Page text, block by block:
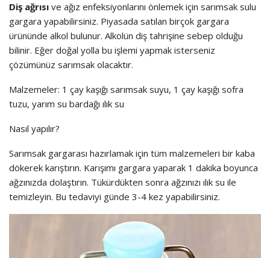
Diş ağrısı ve ağız enfeksiyonlarını önlemek için sarımsak sulu
gargara yapabilirsiniz. Piyasada satılan birçok gargara
ürününde alkol bulunur. Alkolün diş tahrişine sebep olduğu
bilinir. Eğer doğal yolla bu işlemi yapmak isterseniz
çözümünüz sarımsak olacaktır.
Malzemeler: 1 çay kaşığı sarımsak suyu, 1 çay kaşığı sofra
tuzu, yarım su bardağı ılık su
Nasıl yapılır?
Sarımsak gargarası hazırlamak için tüm malzemeleri bir kaba
dökerek karıştırın. Karışımı gargara yaparak 1 dakika boyunca
ağzınızda dolaştırın. Tükürdükten sonra ağzınızı ılık su ile
temizleyin. Bu tedaviyi günde 3-4 kez yapabilirsiniz.